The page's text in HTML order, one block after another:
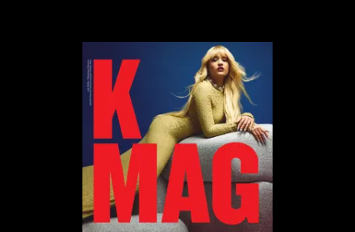
seksualności. Jesteś facetem, pewnie
mamusia ci nie mówiła, żebyś swoje
problemy zamiatał pod dywan w pokoju,
mówi w wywiadzie dla
„Wyborczej”.